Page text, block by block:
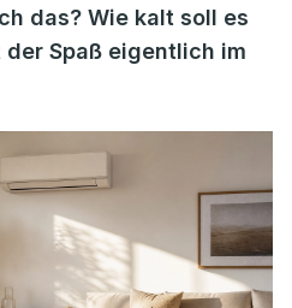
das? Wie kalt soll es
Spaß eigentlich im